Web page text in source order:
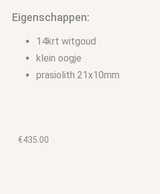
Eigenschappen:
14krt witgoud
klein oogje
prasiolith 21x10mm
€435.00